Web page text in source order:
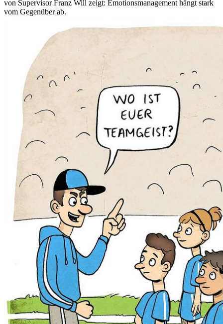
von Supervisor Franz Will zeigt: Emotionsmanagement hängt stark
vom Gegenüber ab.